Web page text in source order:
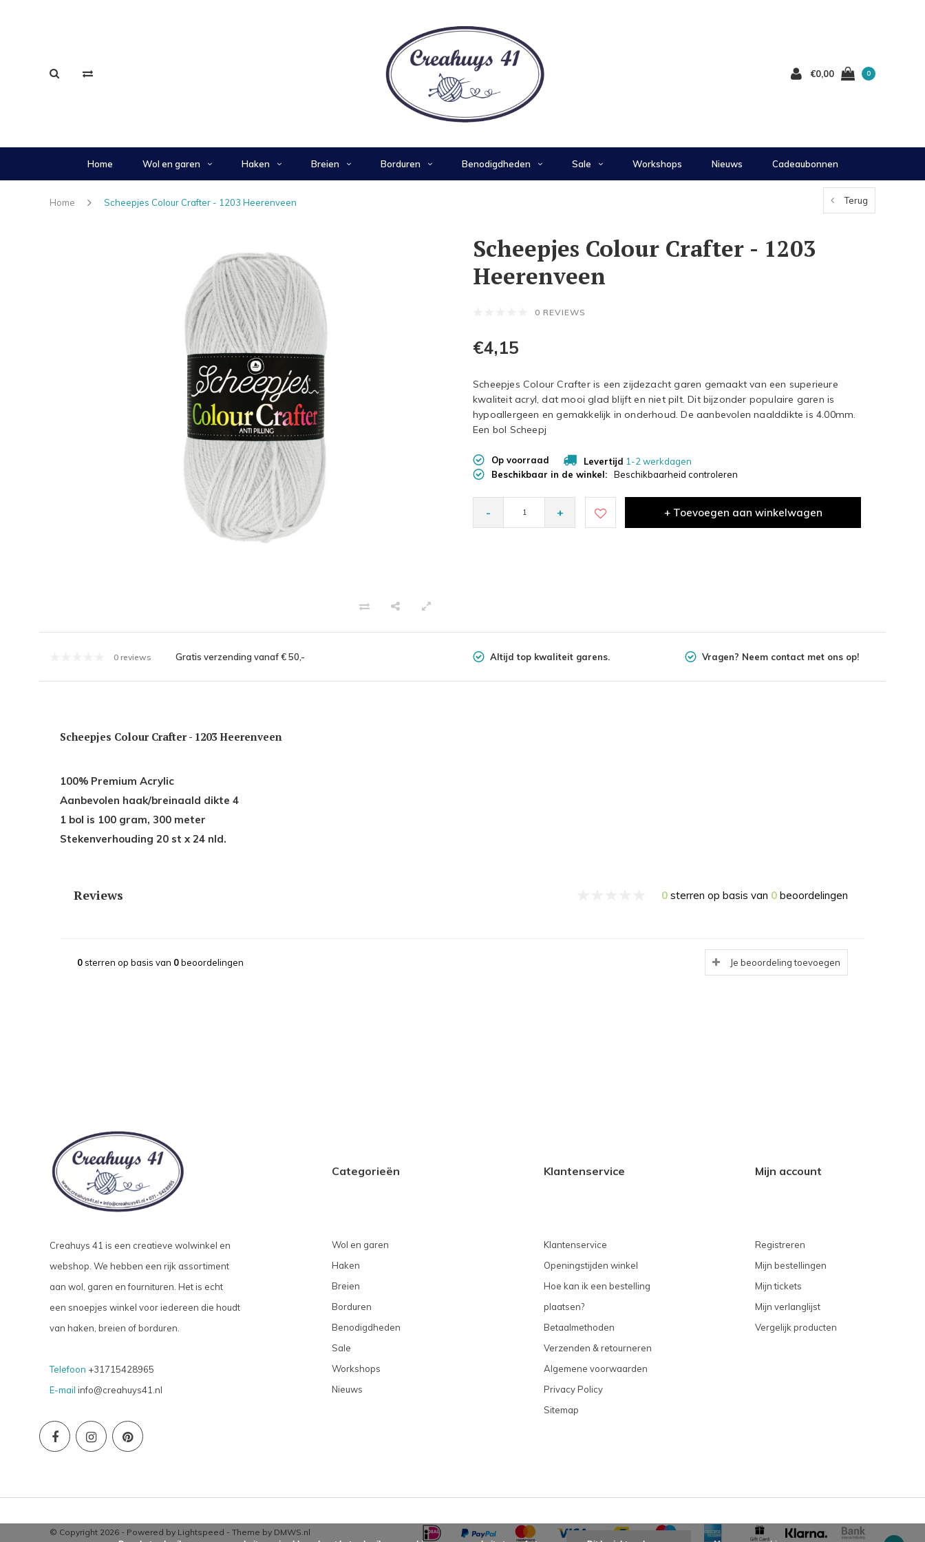
€0,00 0
Home Wol en garen Haken Breien Borduren Benodigdheden Sale Workshops Nieuws Cadeaubonnen
Home Scheepjes Colour Crafter - 1203 Heerenveen Terug
Scheepjes Colour Crafter - 1203
Heerenveen
0 REVIEWS
€4,15
Scheepjes Colour Crafter is een zijdezacht garen gemaakt van een superieure
kwaliteit acryl, dat mooi glad blijft en niet pilt. Dit bijzonder populaire garen is
hypoallergeen en gemakkelijk in onderhoud. De aanbevolen naalddikte is 4.00mm.
Een bol Scheepj
Op voorraad Levertijd 1-2 werkdagen
Beschikbaar in de winkel:
Beschikbaarheid controleren
- + + Toevoegen aan winkelwagen
0 reviews Gratis verzending vanaf € 50,- Altijd top kwaliteit garens. Vragen? Neem contact met ons op!
Scheepjes Colour Crafter - 1203 Heerenveen
100% Premium Acrylic
Aanbevolen haak/breinaald dikte 4
1 bol is 100 gram, 300 meter
Stekenverhouding 20 st x 24 nld.
Reviews 0 sterren op basis van 0 beoordelingen
0sterren op basis van 0beoordelingen Je beoordeling toevoegen
Creahuys 41 is een creatieve wolwinkel en
webshop. We hebben een rijk assortiment
aan wol, garen en fournituren. Het is echt
een snoepjes winkel voor iedereen die houdt
van haken, breien of borduren.
Telefoon +31715428965
E-mail info@creahuys41.nl
Categorieën
Wol en garen
Haken
Breien
Borduren
Benodigdheden
Sale
Workshops
Nieuws
Klantenservice
Klantenservice
Openingstijden winkel
Hoe kan ik een bestelling
plaatsen?
Betaalmethoden
Verzenden & retourneren
Algemene voorwaarden
Privacy Policy
Sitemap
Mijn account
Registreren
Mijn bestellingen
Mijn tickets
Mijn verlanglijst
Vergelijk producten
© Copyright 2026 - Powered by Lightspeed - Theme by DMWS.nl